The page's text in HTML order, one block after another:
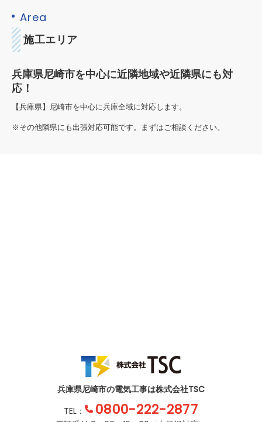
Area
施工エリア
兵庫県尼崎市を中心に近隣地域や近隣県にも対
応！
【兵庫県】尼崎市を中心に兵庫全域に対応します。
※その他隣県にも出張対応可能です。まずはご相談ください。
兵庫県尼崎市の電気工事は株式会社TSC
TEL：
0800-222-2877